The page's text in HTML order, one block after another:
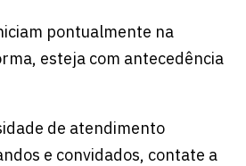
pontualmente na
esteja com antecedência
de atendimento
e convidados, contate a